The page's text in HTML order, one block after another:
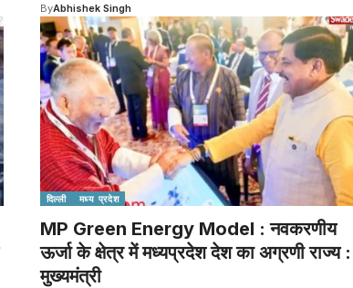
ByAbhishek Singh
दिल्ली मध्य प्रदेश
MP Green Energy Model : नवकरणीय
ऊर्जा के क्षेत्र में मध्यप्रदेश देश का अग्रणी राज्य :
मुख्यमंत्री